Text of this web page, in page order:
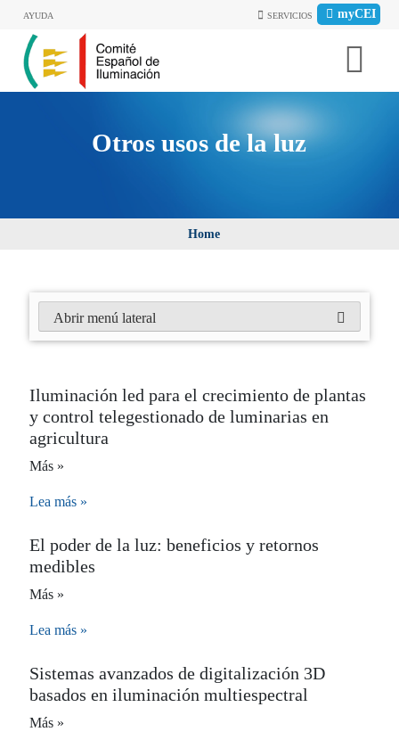
AYUDA myCEI
SERVICIOS
Otros usos de la luz
Home
Iluminación led para el crecimiento de plantas
y control telegestionado de luminarias en
agricultura
Más »
Lea más »
El poder de la luz: beneficios y retornos
medibles
Más »
Lea más »
Sistemas avanzados de digitalización 3D
basados en iluminación multiespectral
Más »
Abrir menú lateral